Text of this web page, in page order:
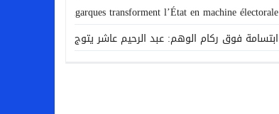
: quand les oligarques transforment l’État en machine électorale
ابتسامة فوق ركام الوهم: عبد الرحيم عاشر يتوج مساره